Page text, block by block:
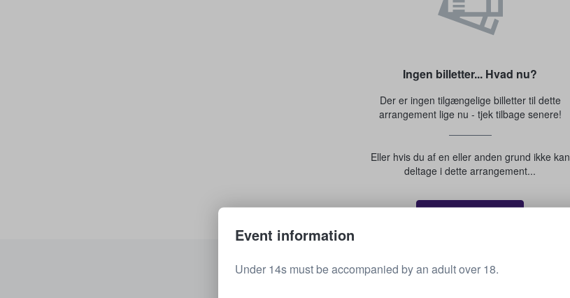
Ingen billetter... Hvad nu?
Der er ingen tilgængelige billetter til dette
arrangement lige nu - tjek tilbage senere!
Eller hvis du af en eller anden grund ikke kan
deltage i dette arrangement...
Se alle kommende arrangementer
Event information
Under 14s must be accompanied by an adult over 18.